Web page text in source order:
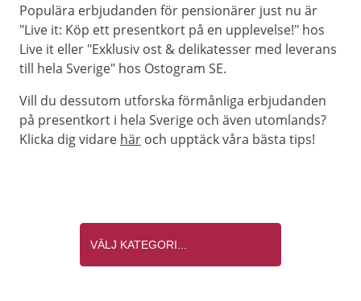
Populära erbjudanden för pensionärer just nu är
"Live it: Köp ett presentkort på en upplevelse!" hos
Live it eller "Exklusiv ost & delikatesser med leverans
till hela Sverige" hos Ostogram SE.
Vill du dessutom utforska förmånliga erbjudanden
på presentkort i hela Sverige och även utomlands?
Klicka dig vidare här och upptäck våra bästa tips!